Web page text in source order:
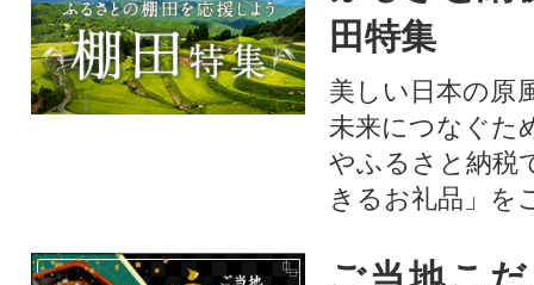
田特集
美しい日本の原
未来につなぐた
やふるさと納税
きるお礼品」を